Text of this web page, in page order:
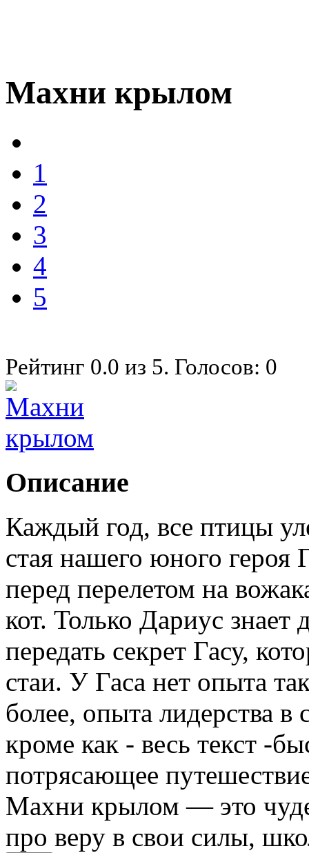
Махни крылом
1
2
3
4
5
Рейтинг 0.0 из 5. Голосов: 0
Описание
Каждый год, все птицы
стая нашего юного героя
перед перелетом на
кот. Только Дариус знает
передать секрет Гасу,
стаи. У Гаса нет опыта
более, опыта лидерства в
кроме как - весь текст -
потрясающее
Махни крылом — это
про веру в свои силы,